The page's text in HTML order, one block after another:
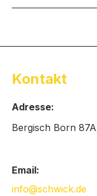
Kontakt
Adresse:
Bergisch Born
Email:
info@schwick.de